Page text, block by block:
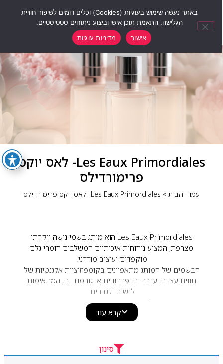
Les Eaux Primordiales- לאס יוקס
פרימורדילס
עמוד הבית» Les Eaux Primordiales- לאס יוקס פרימורדילס
Les Eaux Primordiales הוא מותג בשמי נישה יוקרתי
מצרפת, המציע ניחוחות איכותיים המשלבים חומרי גלם
מוקפדים ועיצוב מודרני.
הבשמים של המותג מתאפיינים בקומפוזיציות אלגנטיות של
תווים עציים, ענבריים, פרחוניים או גורמנדיים, המתאימות
לנשים ולגברים.
בחירה מצוינת לחובבי בשמי נישה המחפשים ניחוח ייחודי,
עמידות גבוהה ונוכחות מרשימה לשימוש יומיומי או לאירועים
מיוחדים.
קרא עוד
סינון
באתר נעשה שימוש בעוגיות (Cookies) וכלים דומים לשיפור חוויית
הגלישה, התאמת תוכן אישי וביצוע ניתוחים סטטיסטיים.
אישור
מדיניות עוגיות